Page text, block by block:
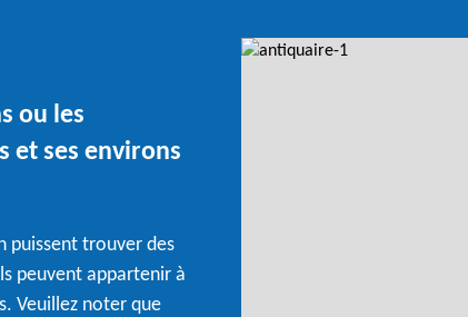
ou les
et ses environs
puissent trouver des
peuvent appartenir à
Veuillez noter que